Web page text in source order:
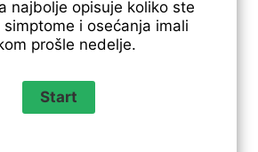
najbolje opisuje koliko ste
i osećanja imali
prošle nedelje.